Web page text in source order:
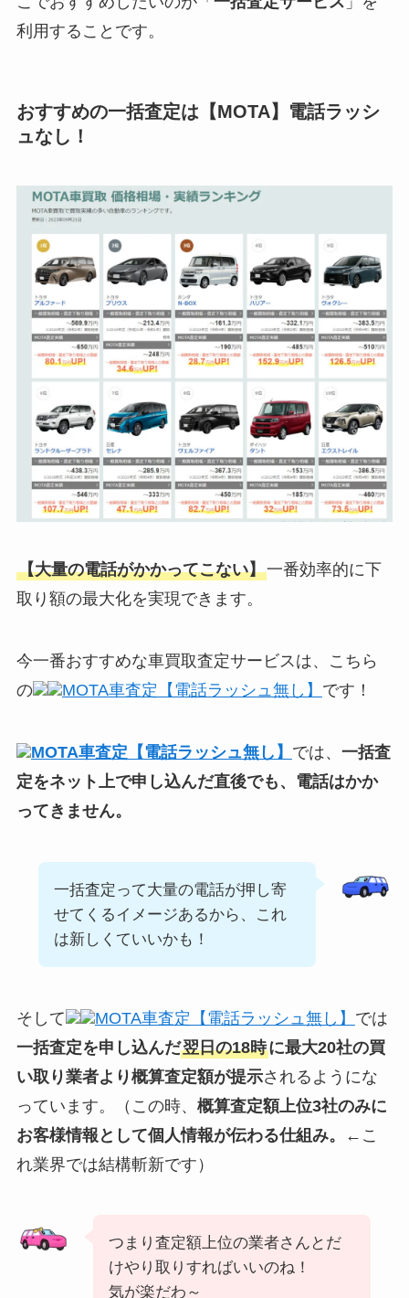
利用することです。
おすすめの一括査定は【MOTA】電話ラッシ
ュなし！
【大量の電話がかかってこない】一番効率的に下
取り額の最大化を実現できます。
今一番おすすめな車買取査定サービスは、こちら
の
MOTA車査定【電話ラッシュ無し】 です！
MOTA車査定【電話ラッシュ無し】 では、 一括査
定をネット上で申し込んだ直後でも、電話はかか
ってきません。
一括査定って大量の電話が押し寄
せてくるイメージあるから、これ
は新しくていいかも！
そして MOTA車査定【電話ラッシュ無し】 では
一括査定を申し込んだ翌日の18時に最大20社の買
い取り業者より概算査定額が提示されるようにな
っています。（この時、 概算査定額上位3社のみに
お客様情報として個人情報が伝わる仕組み。
←こ
れ業界では結構斬新です）
つまり査定額上位の業者さんとだ
けやり取りすればいいのね！
気が楽だわ～